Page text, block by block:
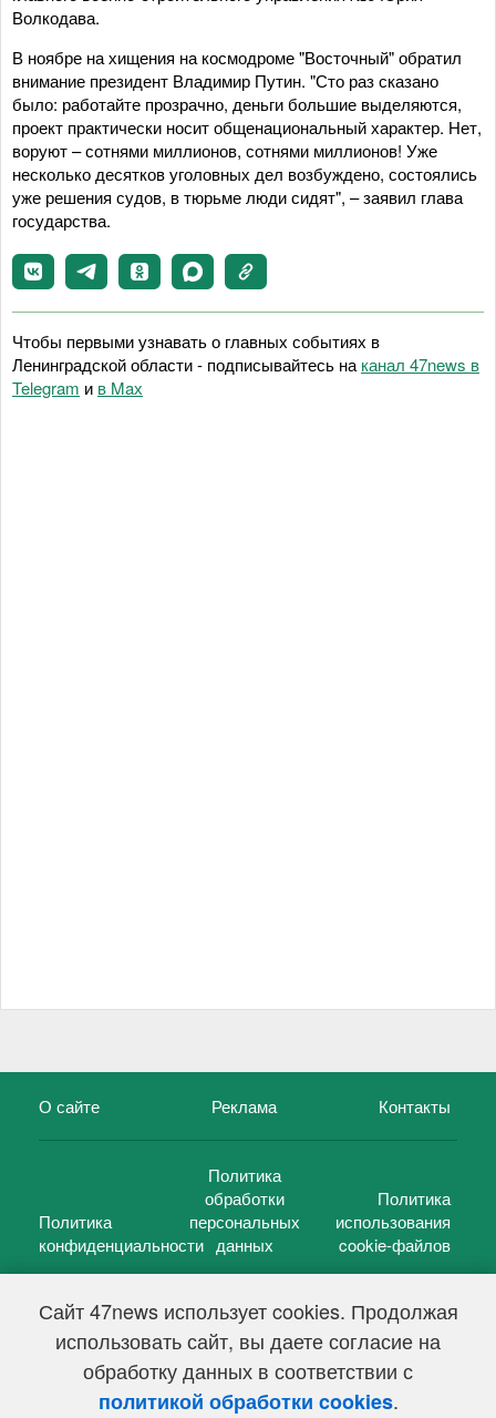
Сайт 47news использует cookies. Продолжая
использовать сайт, вы даете согласие на
обработку данных в соответствии с
политикой обработки cookies.
Волкодава.
В ноябре на хищения на космодроме "Восточный" обратил
внимание президент Владимир Путин. "Сто раз сказано
было: работайте прозрачно, деньги большие выделяются,
проект практически носит общенациональный характер. Нет,
воруют – сотнями миллионов, сотнями миллионов! Уже
несколько десятков уголовных дел возбуждено, состоялись
уже решения судов, в тюрьме люди сидят", – заявил глава
государства.
Чтобы первыми узнавать о главных событиях в
Ленинградской области - подписывайтесь на канал 47news в
Telegram и в Maх
О сайте Реклама Контакты
Политика
конфиденциальности
Политика
обработки
персональных
данных
Политика
использования
cookie-файлов
47 новостей (47 news)2005 — 2026 г.
Свидетельство о регистрации СМИ Эл № ФС 77-39848, выдано
Федеральной службой по надзору в сфере связи,
информационных технологий и массовых коммуникаций